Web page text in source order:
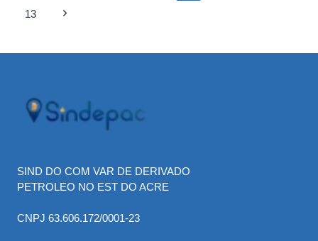
SOBRE
OFERTA
navigation
Page
13
Next
SIND DO COM VAR DE DERIVADO
PETROLEO NO EST DO ACRE
CNPJ 63.606.172/0001-23